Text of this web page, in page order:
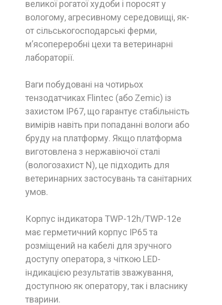
великої рогатої худоби і поросят у
вологому, агресивному середовищі, як-
от сільськогосподарські ферми,
м’ясопереробні цехи та ветеринарні
лабораторії.
Ваги побудовані на чотирьох
тензодатчиках Flintec (або Zemic) із
захистом IP67, що гарантує стабільність
вимірів навіть при попаданні вологи або
бруду на платформу. Якщо платформа
виготовлена з нержавіючої сталі
(вологозахист N), це підходить для
ветеринарних застосувань та санітарних
умов.
Корпус індикатора TWP-12h/TWP-12e
має герметичний корпус IP65 та
розміщений на кабелі для зручного
доступу оператора, з чіткою LED-
індикацією результатів зважування,
доступною як оператору, так і власнику
тварини.